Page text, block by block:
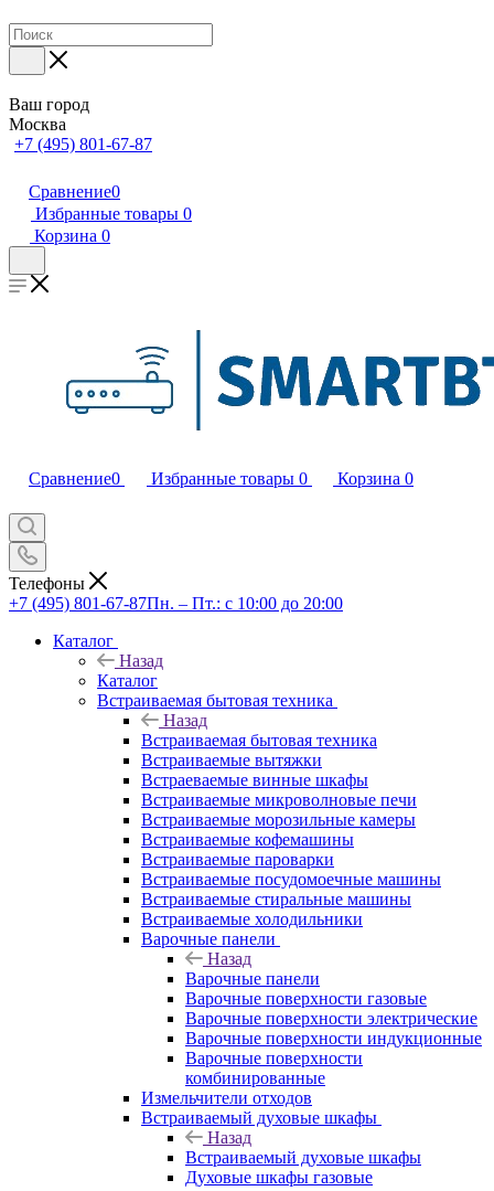
Ваш город
Москва
+7 (495) 801-67-87
Сравнение0
Избранные товары 0
Корзина 0
Сравнение0 Избранные товары 0 Корзина 0
Телефоны
+7 (495) 801-67-87Пн. – Пт.: с 10:00 до 20:00
Каталог
Назад
Каталог
Встраиваемая бытовая техника
Назад
Встраиваемая бытовая техника
Встраиваемые вытяжки
Встраеваемые винные шкафы
Встраиваемые микроволновые печи
Встраиваемые морозильные камеры
Встраиваемые кофемашины
Встраиваемые пароварки
Встраиваемые посудомоечные машины
Встраиваемые стиральные машины
Встраиваемые холодильники
Варочные панели
Назад
Варочные панели
Варочные поверхности газовые
Варочные поверхности электрические
Варочные поверхности индукционные
Варочные поверхности
комбинированные
Измельчители отходов
Встраиваемый духовые шкафы
Назад
Встраиваемый духовые шкафы
Духовые шкафы газовые